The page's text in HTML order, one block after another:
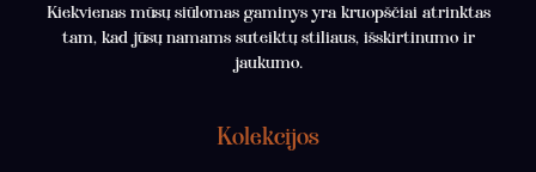
Kiekvienas mūsų siūlomas gaminys yra kruopščiai atrinktas
tam, kad jūsų namams suteiktų stiliaus, išskirtinumo ir
jaukumo.
Kolekcijos